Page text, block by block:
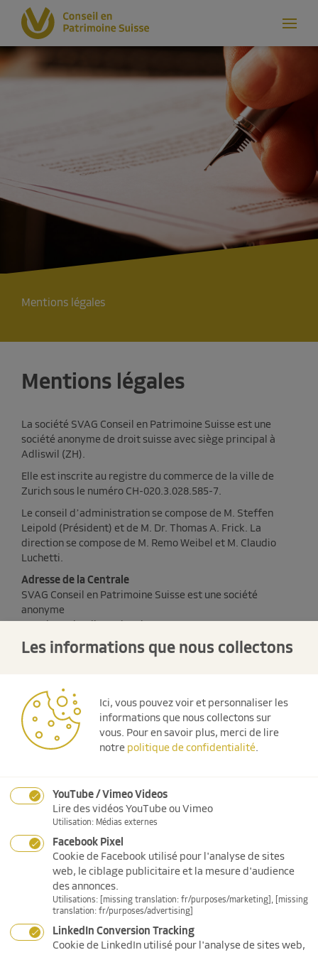
Mentions légales
Mentions légales
La société SVAG Conseil en Patrimoine Suisse est une
société anonyme de droit suisse avec siège principal à
Adliswil (ZH).
Elle est inscrite au registre du commerce de la ville de
Zurich sous le numéro CH-020.3.028.585-7.
Le conseil d’administration se compose de M. Steffen
Leipold (Président) et de M. Dr. Thomas A. Frick. La
direction se compose de M. Remo Weibel et M. Claudio
Luchetti.
Adresse de la Centrale
SVAG Conseil en Patrimoine Suisse est une société
anonyme
Monsieur Claudio Luchetti
Soodmattenstrasse 4
CH-8134 Adliswil (ZH)
www.svag.ch/fr/
Pour toute suggestion relative à la création ou toute
question relative au contenu de ces pages web, veuillez
envoyer un courrier électronique à:info(at)svag.com
© SVAG Schweizer Vermögensberatung
Aktiengesellschaft, Adliswil (ZH).
Tous droits réservés.
Informations juridiques
La société SVAG Conseil en Patrimoine Suisse vérifie et
actualise régulièrement les informations sur ses pages
web. Il est cependant possible que certaines données
aient entre temps subi une modification. Nous déclinons
toute responsabilité ou garantie pour l’actualité,
l’exactitude et la perfection des informations et données
mises à disposition ici. Il en va de même pour tous les sites
Les informations que nous collectons
Ici, vous pouvez voir et personnaliser les
informations que nous collectons sur
vous. Pour en savoir plus, merci de lire
notre politique de confidentialité.
YouTube / Vimeo Videos
Lire des vidéos YouTube ou Vimeo
Utilisation: Médias externes
Facebook Pixel
Cookie de Facebook utilisé pour l'analyse de sites
web, le ciblage publicitaire et la mesure d'audience
des annonces.
Utilisations: [missing translation: fr/purposes/marketing], [missing
translation: fr/purposes/advertising]
LinkedIn Conversion Tracking
Cookie de LinkedIn utilisé pour l'analyse de sites web,